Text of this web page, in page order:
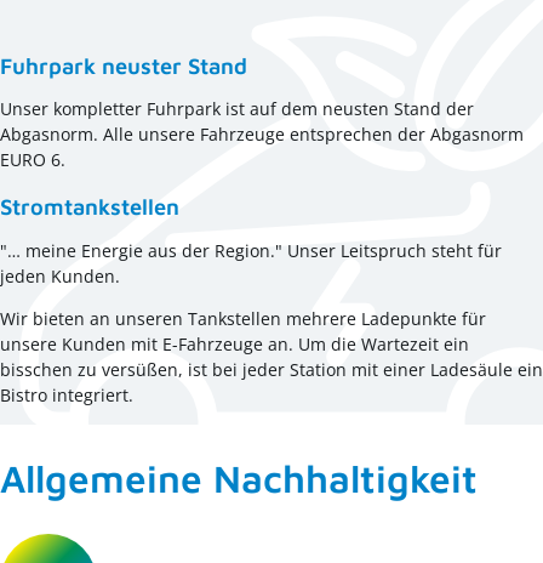
Fuhrpark neuster Stand
Unser kompletter Fuhrpark ist auf dem neusten Stand der
Abgasnorm. Alle unsere Fahrzeuge entsprechen der Abgasnorm
EURO 6.
Stromtankstellen
"… meine Energie aus der Region." Unser Leitspruch steht für
jeden Kunden.
Wir bieten an unseren Tankstellen mehrere Ladepunkte für
unsere Kunden mit E-Fahrzeuge an. Um die Wartezeit ein
bisschen zu versüßen, ist bei jeder Station mit einer Ladesäule ein
Bistro integriert.
Allgemeine Nachhaltigkeit